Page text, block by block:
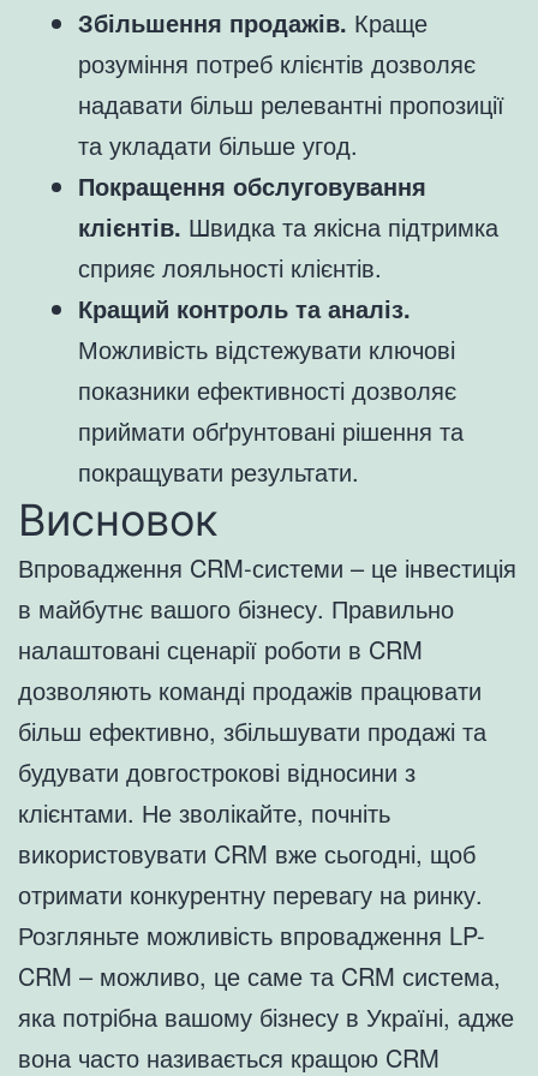
Збільшення продажів. Краще
розуміння потреб клієнтів дозволяє
надавати більш релевантні пропозиції
та укладати більше угод.
Покращення обслуговування
клієнтів. Швидка та якісна підтримка
сприяє лояльності клієнтів.
Кращий контроль та аналіз.
Можливість відстежувати ключові
показники ефективності дозволяє
приймати обґрунтовані рішення та
покращувати результати.
Висновок
Впровадження CRM-системи – це інвестиція
в майбутнє вашого бізнесу. Правильно
налаштовані сценарії роботи в CRM
дозволяють команді продажів працювати
більш ефективно, збільшувати продажі та
будувати довгострокові відносини з
клієнтами. Не зволікайте, почніть
використовувати CRM вже сьогодні, щоб
отримати конкурентну перевагу на ринку.
Розгляньте можливість впровадження LP-
CRM – можливо, це саме та CRM система,
яка потрібна вашому бізнесу в Україні, адже
вона часто називається кращою CRM